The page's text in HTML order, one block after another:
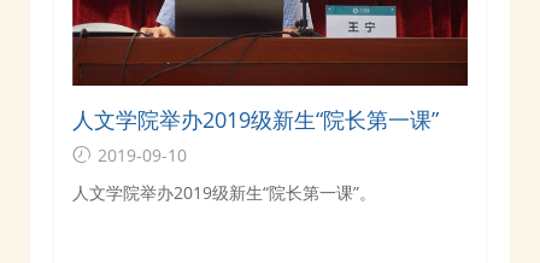
人文学院举办2019级新生“院长第一课”
2019-09-10
人文学院举办2019级新生“院长第一课”。